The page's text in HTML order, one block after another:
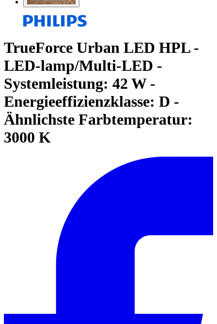
TrueForce Urban LED HPL -
LED-lamp/Multi-LED -
Systemleistung: 42 W -
Energieeffizienzklasse: D -
Ähnlichste Farbtemperatur:
3000 K